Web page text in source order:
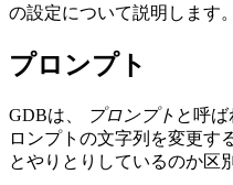
の設定について説明します。
プロンプト
GDBは、 プロンプト と呼
ロンプトの文字列を変更す
とやりとりしているのか区